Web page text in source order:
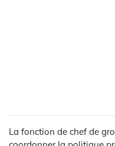
La fonction de chef de